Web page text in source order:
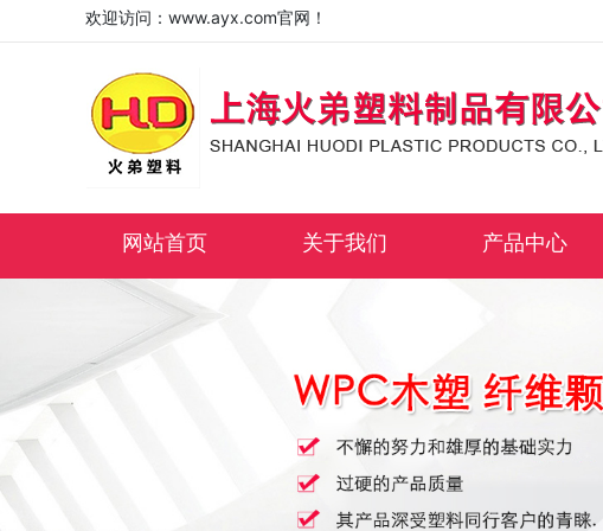
欢迎访问：www.ayx.com官网！
网站首页 关于我们 产品中心